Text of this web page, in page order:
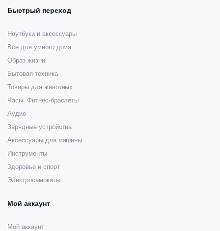
Быстрый переход
Ноутбуки и аксессуары
Все для умного дома
Образ жизни
Бытовая техника
Товары для животных
Часы, Фитнес-браслеты
Аудио
Зарядные устройства
Аксессуары для машины
Инструменты
Здоровье и спорт
Электросамокаты
Мой аккаунт
Мой аккаунт